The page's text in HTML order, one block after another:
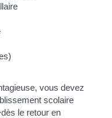
vous devez
scolaire
le retour en